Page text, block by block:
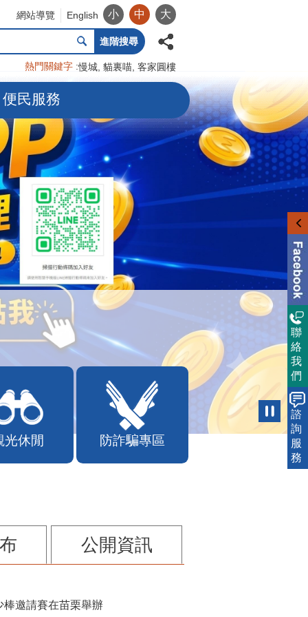
網站導覽 English 小 中 大
進階搜尋
熱門關鍵字 慢城 貓裏喵 客家圓樓
便民服務
光休閒 防詐騙專區
公開資訊
邀請賽在苗栗舉辦
聯
絡
我
們
諮
詢
服
務